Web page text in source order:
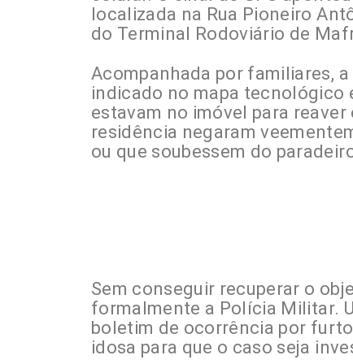
localizada na Rua Pioneiro
do Terminal Rodoviário de
Acompanhada por familiares,
indicado no mapa tecnológico
estavam no imóvel para
residência negaram
ou que soubessem do
Sem conseguir recuperar o
formalmente a Polícia Militar.
boletim de ocorrência por
idosa para que o caso seja